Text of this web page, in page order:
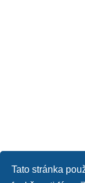
Tato stránka
Obsah fóra